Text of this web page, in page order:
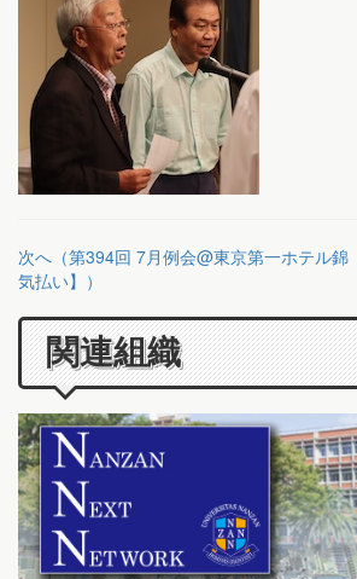
次へ（第394回 7月例会@東京第一ホテル錦
気払い】）
関連組織